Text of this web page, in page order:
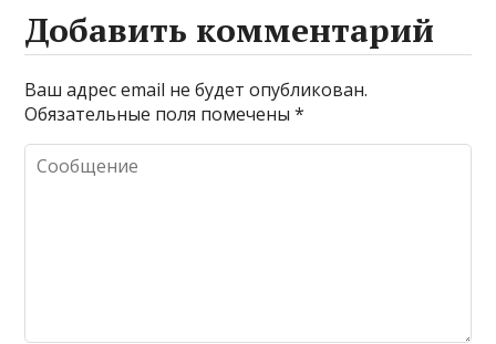
Добавить комментарий
Ваш адрес email не будет опубликован.
Обязательные поля помечены*